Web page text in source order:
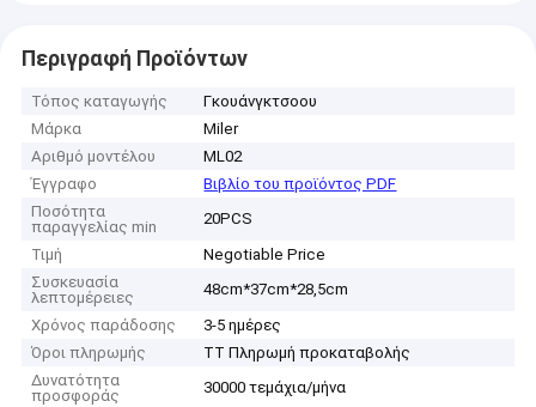
Περιγραφή Προϊόντων
Τόπος καταγωγής
Γκουάνγκτσοου
Μάρκα
Miler
Αριθμό μοντέλου
ML02
Έγγραφο
Βιβλίο του προϊόντος PDF
Ποσότητα
παραγγελίας min
20PCS
Τιμή
Negotiable Price
Συσκευασία
λεπτομέρειες
48cm*37cm*28,5cm
Χρόνος παράδοσης
3-5 ημέρες
Όροι πληρωμής
TT Πληρωμή προκαταβολής
Δυνατότητα
προσφοράς
30000 τεμάχια/μήνα